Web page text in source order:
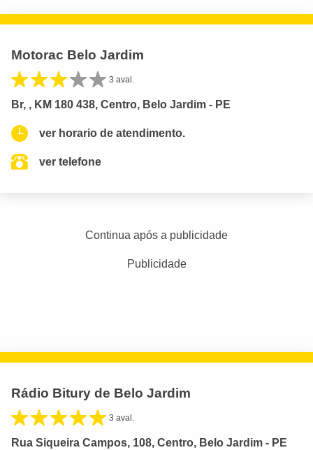
Motorac Belo Jardim
3 aval.
Br, , KM 180 438, Centro, Belo Jardim - PE
ver horario de atendimento.
ver telefone
Continua após a publicidade
Publicidade
Rádio Bitury de Belo Jardim
3 aval.
Rua Siqueira Campos, 108, Centro, Belo Jardim - PE